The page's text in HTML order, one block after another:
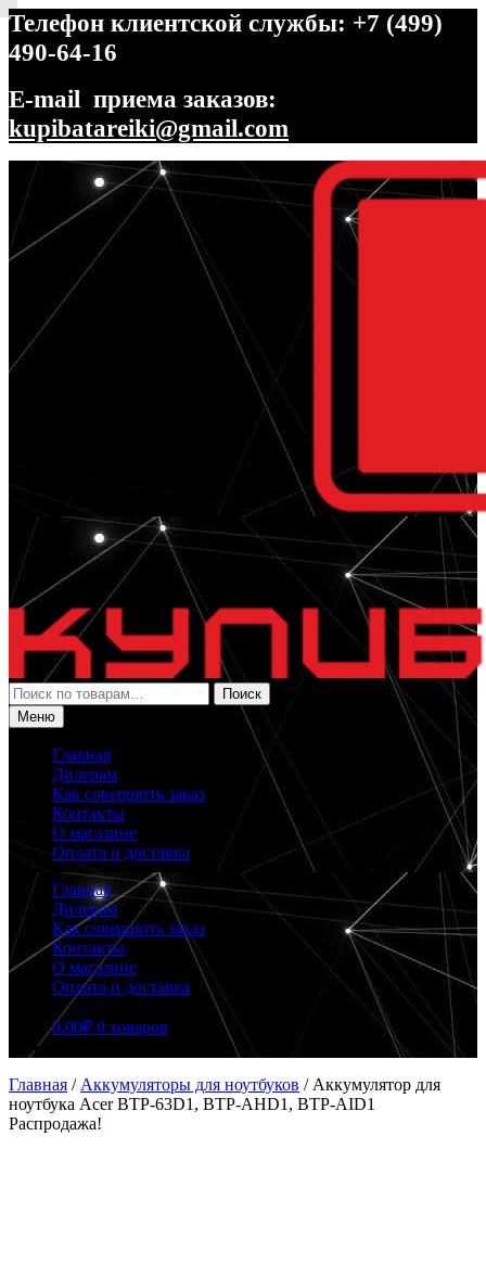
Телефон клиентской службы: +7 (499)
490-64-16
E-mail приема заказов:
kupibatareiki@gmail.com
Перейти
навигации
Перейти
содержимому
Искать:
Поиск
Меню
Главная
Дилерам
Как совершить заказ
Контакты
О магазине
Оплата и доставка
Главная
Дилерам
Как совершить заказ
Контакты
О магазине
Оплата и доставка
0.00₽ 0 товаров
Главная / Аккумуляторы для ноутбуков / Аккумулятор для
ноутбука Acer BTP-63D1, BTP-AHD1, BTP-AID1
Распродажа!